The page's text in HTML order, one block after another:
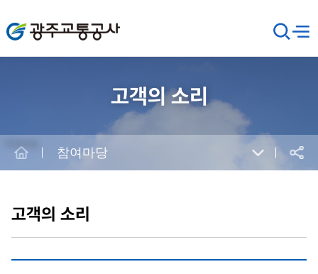
광주교통공사
검
색
창
메뉴
고객의 소리
공유
참여마당
고객의 소리